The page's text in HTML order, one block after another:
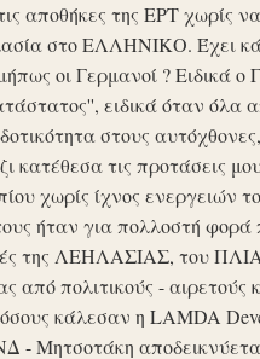
αποθήκες της ΕΡΤ χωρίς
στο ΕΛΛΗΝΙΚΟ. Έχει
οι Γερμανοί ? Ειδικά ο
ειδικά όταν όλα
στους
κατέθεσα τις προτάσεις
χωρίς ίχνος ενεργειών
ήταν για πολλοστή φορά
της ΛΕΗΛΑΣΙΑΣ, του
πολιτικούς - αιρετούς
κάλεσαν η LAMDA
- Μητσοτάκη